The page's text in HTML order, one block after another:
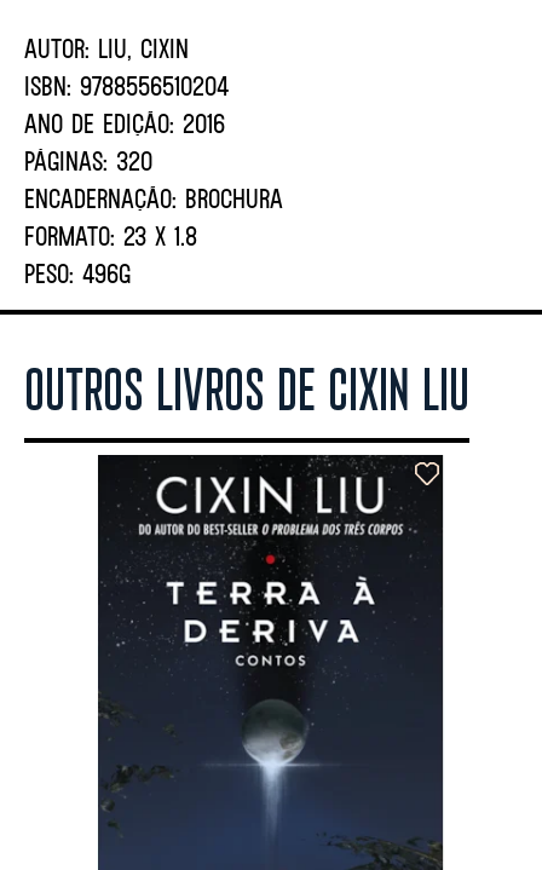
AUTOR: Liu, Cixin
ISBN: 9788556510204
ANO DE EDIÇÃO: 2016
PÁGINAS: 320
ENCADERNAÇÃO: BROCHURA
FORMATO: 23 X 1.8
PESO: 496G
OUTROS LIVROS DE CIXIN LIU